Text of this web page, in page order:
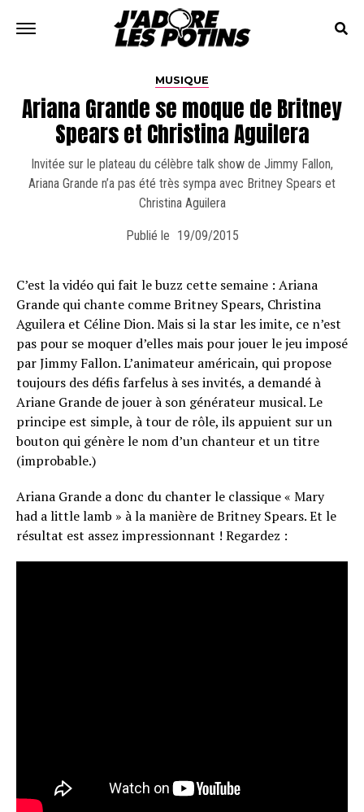
MUSIQUE
Ariana Grande se moque de Britney
Spears et Christina Aguilera
Invitée sur le plateau du célèbre talk show de Jimmy Fallon,
Ariana Grande n’a pas été très sympa avec Britney Spears et
Christina Aguilera
Publié le 19/09/2015
C’est la vidéo qui fait le buzz cette semaine : Ariana
Grande qui chante comme Britney Spears, Christina
Aguilera et Céline Dion. Mais si la star les imite, ce n’est
pas pour se moquer d’elles mais pour jouer le jeu imposé
par Jimmy Fallon. L’animateur américain, qui propose
toujours des défis farfelus à ses invités, a demandé à
Ariane Grande de jouer à son générateur musical. Le
principe est simple, à tour de rôle, ils appuient sur un
bouton qui génère le nom d’un chanteur et un titre
(improbable.)
Ariana Grande a donc du chanter le classique « Mary
had a little lamb » à la manière de Britney Spears. Et le
résultat est assez impressionnant ! Regardez :